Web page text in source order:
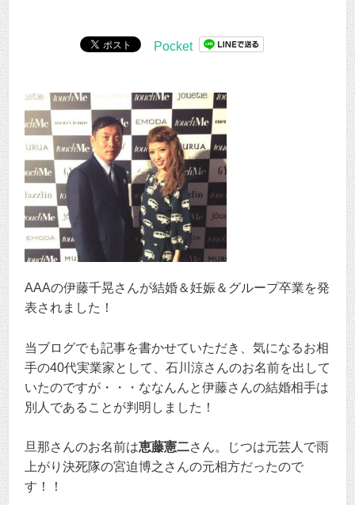
Pocket
AAAの伊藤千晃さんが結婚＆妊娠＆グループ卒業を発
表されました！
当ブログでも記事を書かせていただき、気になるお相
手の40代実業家として、石川涼さんのお名前を出して
いたのですが・・・ななんんと伊藤さんの結婚相手は
別人であることが判明しました！
旦那さんのお名前は恵藤憲二さん。じつは元芸人で雨
上がり決死隊の宮迫博之さんの元相方だったので
す！！